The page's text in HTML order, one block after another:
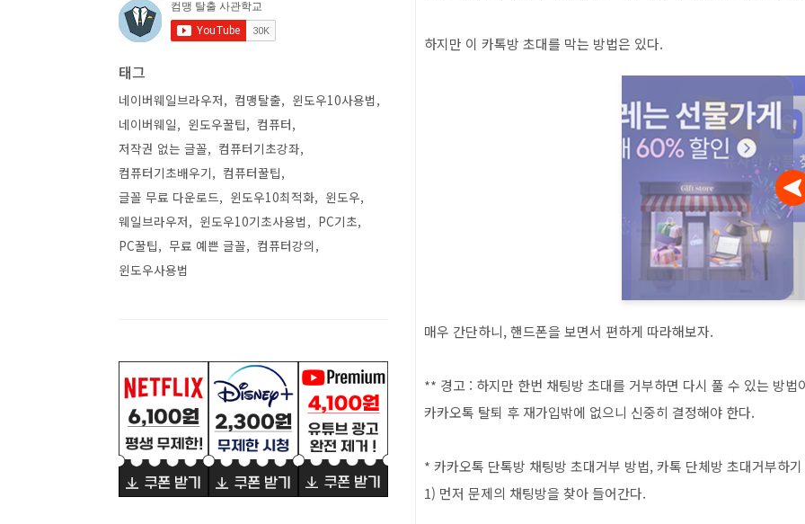
하지만 이 카톡방 초대를 막는 방법은 있다.
매우 간단하니, 핸드폰을 보면서 편하게 따라해보자.
** 경고 : 하지만 한번 채팅방 초대를 거부하면 다시 풀 수 있는 방법
카카오톡 탈퇴 후 재가입밖에 없으니 신중히 결정해야 한다.
* 카카오톡 단톡방 채팅방 초대거부 방법, 카톡 단체방 초대거부하기
1) 먼저 문제의 채팅방을 찾아 들어간다.
태그
네이버웨일브라우저 컴맹탈출
윈도우10사용법
네이버웨일
윈도우꿀팁
컴퓨터
저작권 없는 글꼴
컴퓨터기초강좌
컴퓨터기초배우기
컴퓨터꿀팁
글꼴 무료 다운로드
윈도우10최적화
윈도우
웨일브라우저
윈도우10기초사용법
PC기초
PC꿀팁
무료 예쁜 글꼴
컴퓨터강의
윈도우사용법